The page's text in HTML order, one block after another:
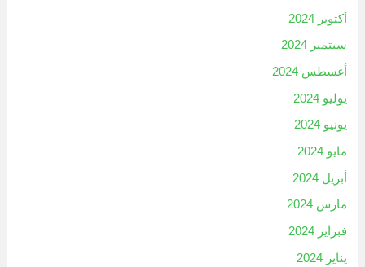
أكتوبر 2024
سبتمبر 2024
أغسطس 2024
يوليو 2024
يونيو 2024
مايو 2024
أبريل 2024
مارس 2024
فبراير 2024
يناير 2024